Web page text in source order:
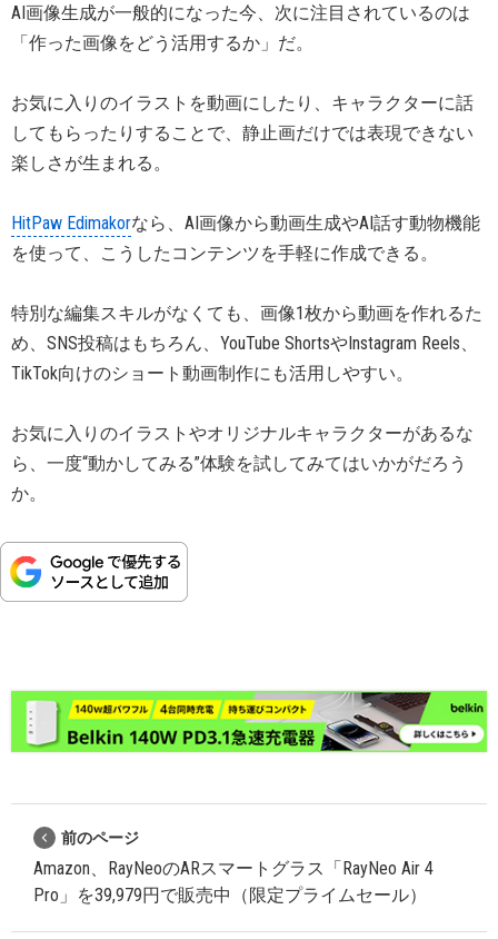
AI画像生成が一般的になった今、次に注目されているのは
「作った画像をどう活用するか」だ。
お気に入りのイラストを動画にしたり、キャラクターに話
してもらったりすることで、静止画だけでは表現できない
楽しさが生まれる。
HitPaw Edimakorなら、AI画像から動画生成やAI話す動物機能
を使って、こうしたコンテンツを手軽に作成できる。
特別な編集スキルがなくても、画像1枚から動画を作れるた
め、SNS投稿はもちろん、YouTube ShortsやInstagram Reels、
TikTok向けのショート動画制作にも活用しやすい。
お気に入りのイラストやオリジナルキャラクターがあるな
ら、一度“動かしてみる”体験を試してみてはいかがだろう
か。
前のページ
Amazon、RayNeoのARスマートグラス「RayNeo Air 4
Pro」を39,979円で販売中（限定プライムセール）